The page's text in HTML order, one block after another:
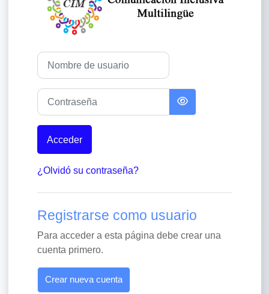
Saltar a creación de una nueva cuenta
Nombre de usuario
Contraseña
Acceder
¿Olvidó su contraseña?
Registrarse como usuario
Para acceder a esta página debe crear una
cuenta primero.
Crear nueva cuenta